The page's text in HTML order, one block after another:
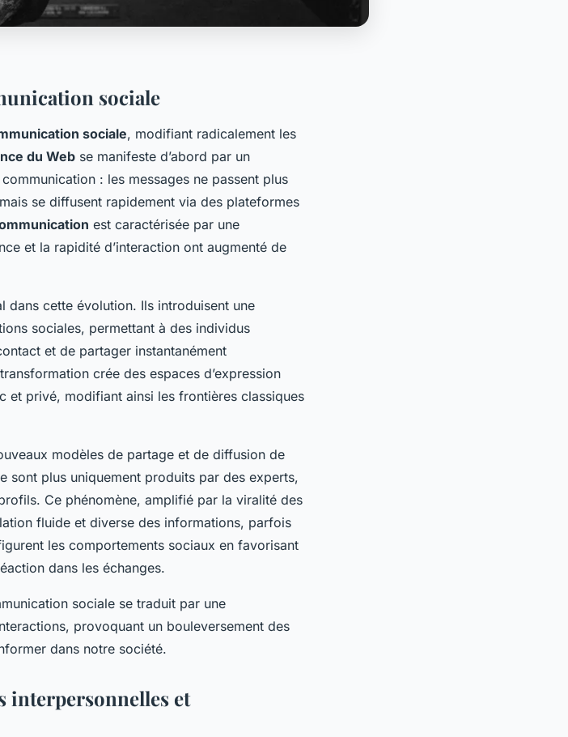
sociale
sociale, modifiant radicalement les
du Web se manifeste d’abord par un
: les messages ne passent plus
se diffusent rapidement via des plateformes
est caractérisée par une
et la rapidité d’interaction ont augmenté de
dans cette évolution. Ils introduisent une
sociales, permettant à des individus
et de partager instantanément
crée des espaces d’expression
et privé, modifiant ainsi les frontières classiques
modèles de partage et de diffusion de
sont plus uniquement produits par des experts,
Ce phénomène, amplifié par la viralité des
fluide et diverse des informations, parfois
les comportements sociaux en favorisant
dans les échanges.
sociale se traduit par une
provoquant un bouleversement des
dans notre société.
interpersonnelles et